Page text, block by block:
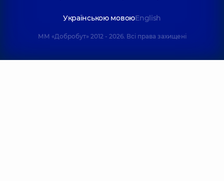
Українською мовоюEnglish
ММ «Добробут» 2012 - 2026. Всі права захищені